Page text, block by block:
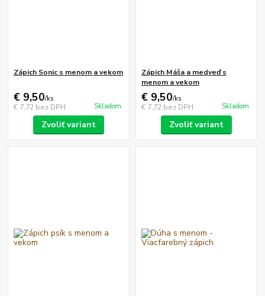
Zápich Sonic s menom a vekom
€ 9,50/ks
€ 7,72 bez DPH Skladom
Zvoliť variant
Zápich Máša a medveď s
menom a vekom
€ 9,50/ks
€ 7,72 bez DPH Skladom
Zvoliť variant